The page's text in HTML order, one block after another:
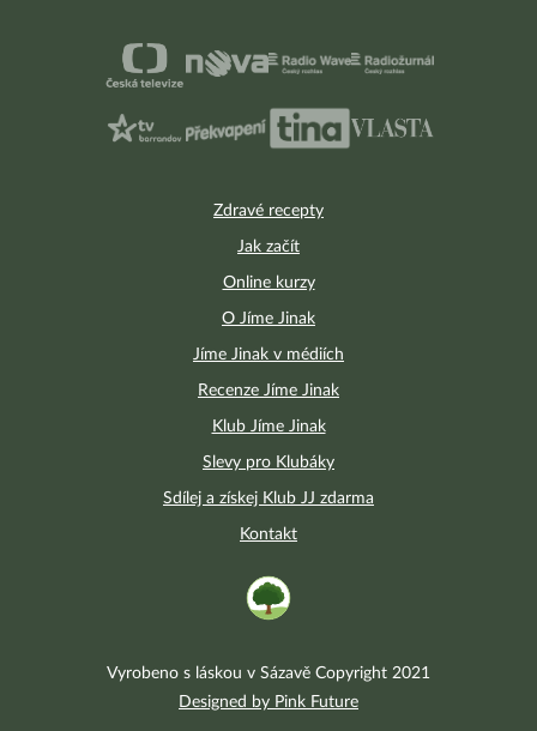
Zdravé recepty
Jak začít
Online kurzy
O Jíme Jinak
Jíme Jinak v médiích
Recenze Jíme Jinak
Klub Jíme Jinak
Slevy pro Klubáky
Sdílej a získej Klub JJ zdarma
Kontakt
Vyrobeno s láskou v Sázavě Copyright 2021
Designed by Pink Future